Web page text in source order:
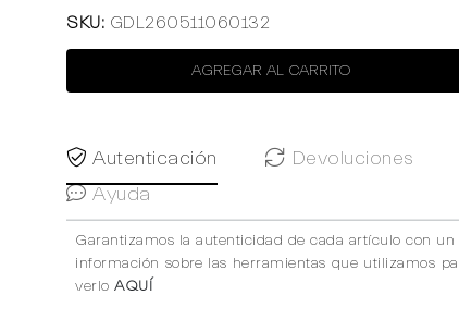
SKU: GDL260511060132
AGREGAR AL CARRITO
Autenticación Devoluciones
Ayuda
Garantizamos la autenticidad de cada artículo con un
información sobre las herramientas que utilizamos
verlo AQUÍ